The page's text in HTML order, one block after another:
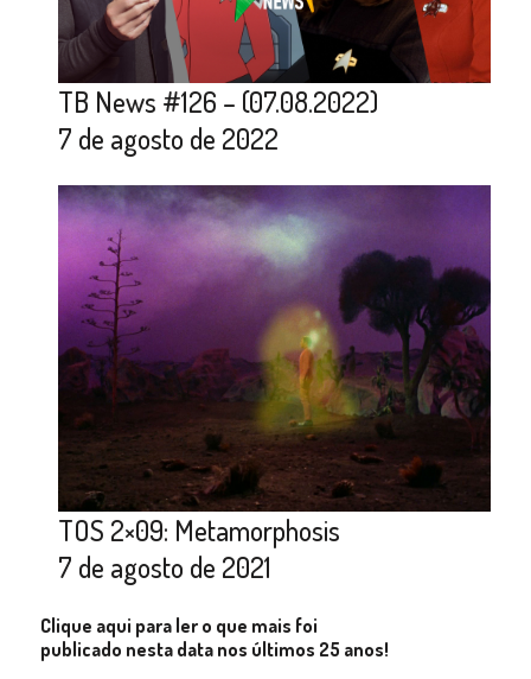
TB News #126 – (07.08.2022)
7 de agosto de 2022
TOS 2×09: Metamorphosis
7 de agosto de 2021
Clique aqui para ler o que mais foi
publicado nesta data nos últimos 25 anos!